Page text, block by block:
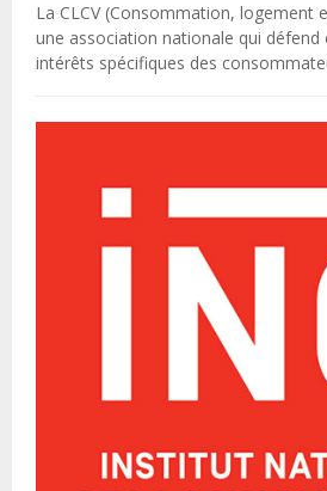
La CLCV (Consommation, logement
une association nationale qui défend
intérêts spécifiques des